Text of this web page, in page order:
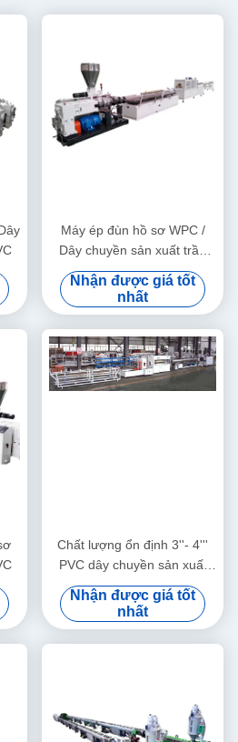
Máy ép đùn hồ sơ WPC /
Dây chuyền sản xuất trần
trang trí WPC
Nhận được giá tốt
nhất
Chất lượng ổn định 3''- 4'''
PVC dây chuyền sản xuất
ống với HYZS65/132 ốc đôi
vít Extruder
Nhận được giá tốt
nhất